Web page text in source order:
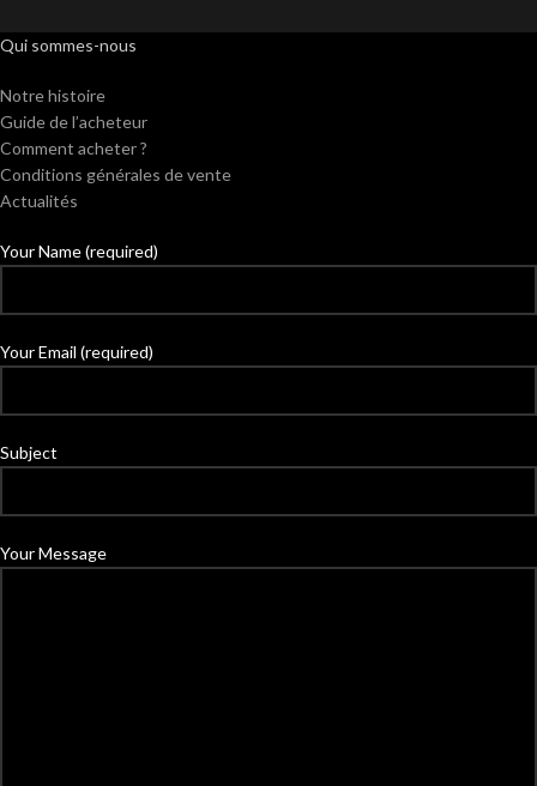
Qui sommes-nous
Notre histoire
Guide de l’acheteur
Comment acheter ?
Conditions générales de vente
Actualités
Your Name (required)
Your Email (required)
Subject
Your Message